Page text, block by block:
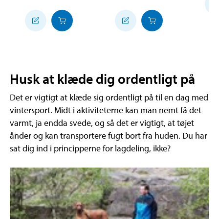
Husk at klæde dig ordentligt på
Det er vigtigt at klæde sig ordentligt på til en dag med
vintersport. Midt i aktiviteterne kan man nemt få det
varmt, ja endda svede, og så det er vigtigt, at tøjet
ånder og kan transportere fugt bort fra huden. Du har
sat dig ind i principperne for lagdeling, ikke?